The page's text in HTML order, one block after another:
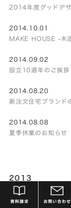
2014年度グッドデ
2014.10.01
MAKE HOUSE -木
2014.09.02
設立10週年のご挨拶
2014.08.20
新注文住宅ブランド
2014.08.08
夏季休業のお知らせ
2013
2013.12.05